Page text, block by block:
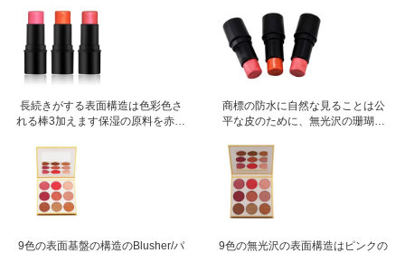
長続きがする表面構造は色彩色さ
れる棒3加えます保湿の原料を赤面
商標の防水に自然な見ることは公
平な皮のために、無光沢の珊瑚赤
9色の表面基盤の構造のBlusher/パ
9色の無光沢の表面構造はピンクの